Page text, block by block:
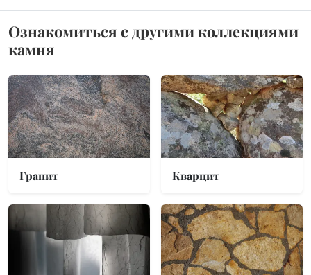
Ознакомиться с другими коллекциями
камня
Гранит Кварцит